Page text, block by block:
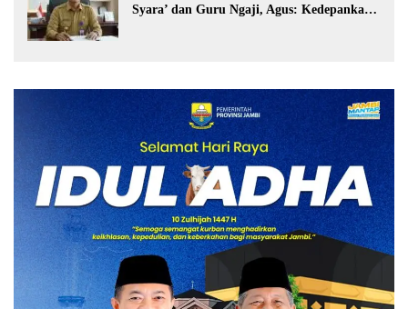
Syara’ dan Guru Ngaji, Agus: Kedepankan